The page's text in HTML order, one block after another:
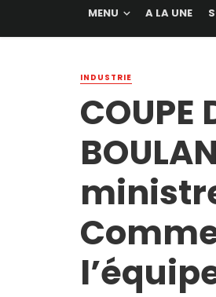
MENU A LA UNE
INDUSTRIE
COUPE